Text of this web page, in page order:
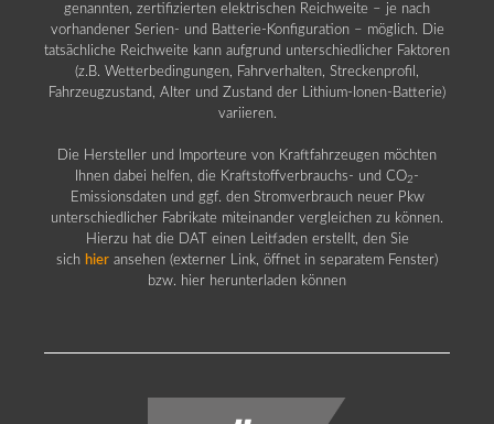
genannten, zertifizierten elektrischen Reichweite – je nach
vorhandener Serien- und Batterie-Konfiguration – möglich. Die
tatsächliche Reichweite kann aufgrund unterschiedlicher Faktoren
(z.B. Wetterbedingungen, Fahrverhalten, Streckenprofil,
Fahrzeugzustand, Alter und Zustand der Lithium-Ionen-Batterie)
variieren.
Die Hersteller und Importeure von Kraftfahrzeugen möchten
Ihnen dabei helfen, die Kraftstoffverbrauchs- und CO2 -
Emissionsdaten und ggf. den Stromverbrauch neuer Pkw
unterschiedlicher Fabrikate miteinander vergleichen zu können.
Hierzu hat die DAT einen Leitfaden erstellt, den Sie
sich hier ansehen (externer Link, öffnet in separatem Fenster)
bzw. hier herunterladen können